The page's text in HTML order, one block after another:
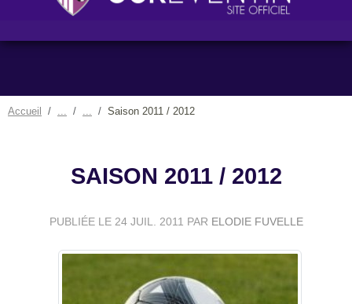
Accueil Saison 2011 / 2012
SAISON 2011 / 2012
PUBLIÉE LE 24 JUIL. 2011 PAR ELODIE FUVELLE